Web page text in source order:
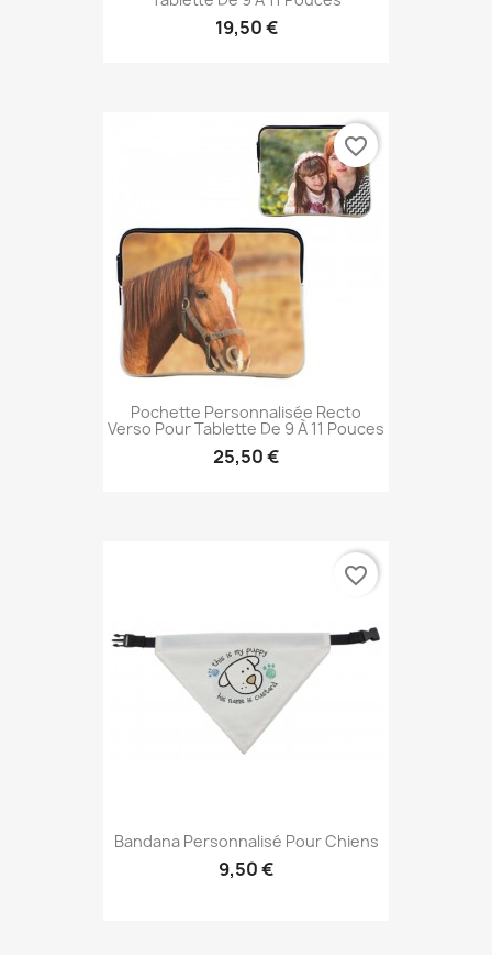
19,50 €
Pochette Personnalisée Recto
Verso Pour Tablette De 9 À 11 Pouces
25,50 €
favorite_border
Bandana Personnalisé Pour Chiens
9,50 €
favorite_border